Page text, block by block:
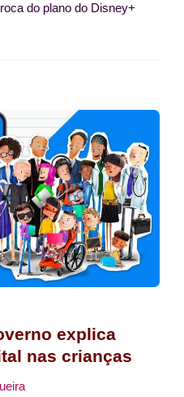
do plano do Disney+
explica
nas crianças